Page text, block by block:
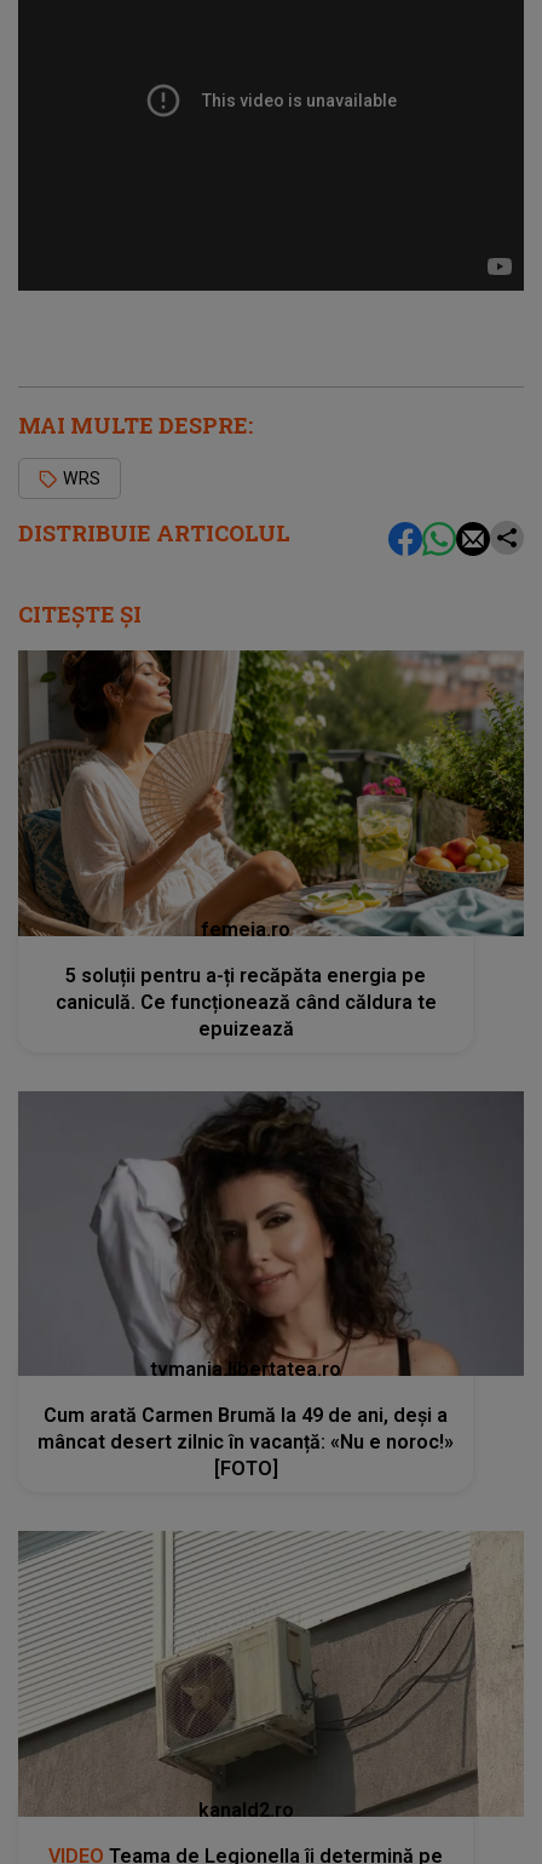
DISTRIBUIE ARTICOLUL
MAI MULTE DESPRE:
WRS
CITEȘTE ȘI
femeia.ro
5 soluții pentru a-ți recăpăta energia pe
caniculă. Ce funcționează când căldura te
epuizează
tvmania.libertatea.ro
Cum arată Carmen Brumă la 49 de ani, deși a
mâncat desert zilnic în vacanță: «Nu e noroc!»
[FOTO]
kanald2.ro
VIDEO Teama de Legionella îi determină pe